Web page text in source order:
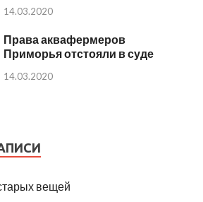
14.03.2020
Права аквафермеров
Приморья отстояли в суде
14.03.2020
вещей